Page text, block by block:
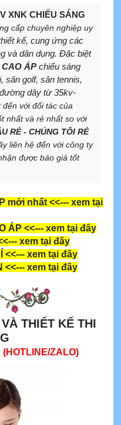
XNK CHIẾU SÁNG
cấp chuyên nghiệp uy
kế, cung ứng các
và dân dụng. Đặc biệt
ÁPchiếu sáng
sân golf, sân tennis,
dây từ 35kv-
với đối tác của
nhất và rẻ nhất so với
RẺ - CHÚNG TÔI RẺ
liên hệ đến với công ty
được báo giá tốt
mới nhất <<--- xem tại
ÁP <<--- xem tại đây
xem tại đây
<<--- xem tại đây
<<--- xem tại đây
THIẾT KẾ THI
(HOTLINE/ZALO)